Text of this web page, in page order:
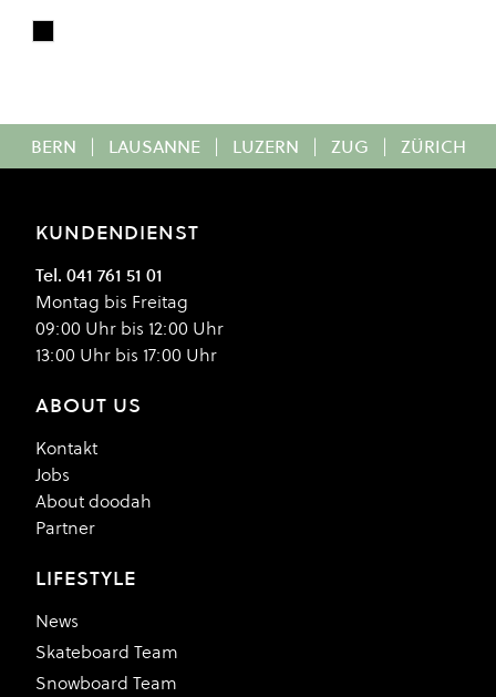
Colour
Black/Black
BERN | LAUSANNE | LUZERN | ZUG | ZÜRICH
KUNDENDIENST
Tel. 041 761 51 01
Montag bis Freitag
09:00 Uhr bis 12:00 Uhr
13:00 Uhr bis 17:00 Uhr
ABOUT US
Kontakt
Jobs
About doodah
Partner
LIFESTYLE
News
Skateboard Team
Snowboard Team